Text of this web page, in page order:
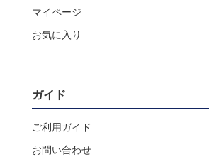
マイページ
お気に入り
ガイド
ご利用ガイド
お問い合わせ